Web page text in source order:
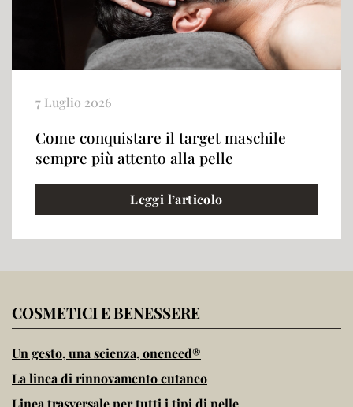
7 Luglio 2026
Come conquistare il target maschile
sempre più attento alla pelle
Leggi l’articolo
COSMETICI E BENESSERE
Un gesto, una scienza, oneneed®
La linea di rinnovamento cutaneo
Linea trasversale per tutti i tipi di pelle